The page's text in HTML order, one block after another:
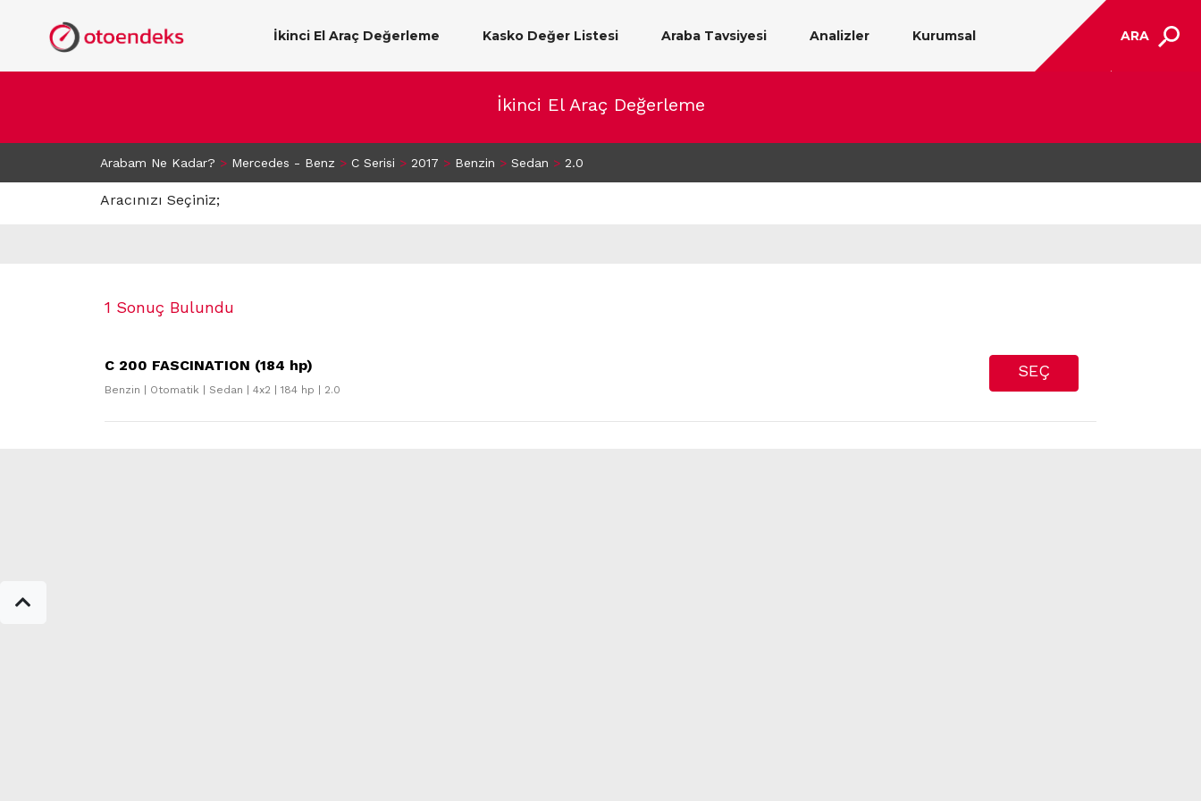
İkinci El Araç Değerleme Kasko Değer Listesi Araba Tavsiyesi Analizler Kurumsal ARA
İkinci El Araç Değerleme
Arabam Ne Kadar? > Mercedes - Benz > C Serisi > 2017 > Benzin > Sedan > 2.0
Aracınızı Seçiniz;
1 Sonuç Bulundu
SEÇ
C 200 FASCINATION (184 hp)
Benzin | Otomatik | Sedan | 4x2 | 184 hp | 2.0